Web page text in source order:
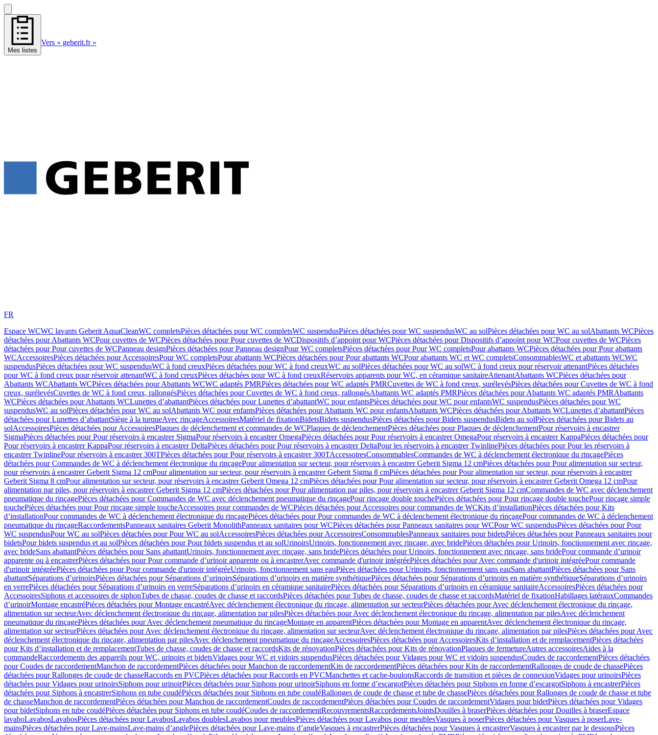
Mes listes
Vers « geberit.fr »
FR
Espace WCWC lavants Geberit AquaCleanWC completsPièces détachées pour WC completsWC suspendusPièces détachées pour WC suspendusWC au solPièces détachées pour WC au solAbattants WCPièces
détachées pour Abattants WCPour cuvettes de WCPièces détachées pour Pour cuvettes de WCDispositifs d’appoint pour WCPièces détachées pour Dispositifs d’appoint pour WCPour cuvettes de WCPièces
détachées pour Pour cuvettes de WCPanneau designPièces détachées pour Panneau designPour WC completsPièces détachées pour Pour WC completsPour abattants WCPièces détachées pour Pour abattants
WCAccessoiresPièces détachées pour AccessoiresPour WC completsPour abattants WCPièces détachées pour Pour abattants WCPour abattants WC et WC completsConsommablesWC et abattants WCWC
suspendusPièces détachées pour WC suspendusWC à fond creuxPièces détachées pour WC à fond creuxWC au solPièces détachées pour WC au solWC à fond creux pour réservoir attenantPièces détachées
pour WC à fond creux pour réservoir attenantWC à fond creuxPièces détachées pour WC à fond creuxRéservoirs apparents pour WC, en céramique sanitaireAttenantAbattants WCPièces détachées pour
Abattants WCAbattants WCPièces détachées pour Abattants WCWC adaptés PMRPièces détachées pour WC adaptés PMRCuvettes de WC à fond creux, surélevésPièces détachées pour Cuvettes de WC à fond
creux, surélevésCuvettes de WC à fond creux, rallongésPièces détachées pour Cuvettes de WC à fond creux, rallongésAbattants WC adaptés PMRPièces détachées pour Abattants WC adaptés PMRAbattants
WCPièces détachées pour Abattants WCLunettes d’abattantPièces détachées pour Lunettes d’abattantWC pour enfantsPièces détachées pour WC pour enfantsWC suspendusPièces détachées pour WC
suspendusWC au solPièces détachées pour WC au solAbattants WC pour enfantsPièces détachées pour Abattants WC pour enfantsAbattants WCPièces détachées pour Abattants WCLunettes d’abattantPièces
détachées pour Lunettes d’abattantSiège à la turqueAvec rinçageAccessoiresMatériel de fixationBidetsBidets suspendusPièces détachées pour Bidets suspendusBidets au solPièces détachées pour Bidets au
solAccessoiresPièces détachées pour AccessoiresPlaques de déclenchement et commandes de WCPlaques de déclenchementPièces détachées pour Plaques de déclenchementPour réservoirs à encastrer
SigmaPièces détachées pour Pour réservoirs à encastrer SigmaPour réservoirs à encastrer OmegaPièces détachées pour Pour réservoirs à encastrer OmegaPour réservoirs à encastrer KappaPièces détachées pour
Pour réservoirs à encastrer KappaPour réservoirs à encastrer DeltaPièces détachées pour Pour réservoirs à encastrer DeltaPour les réservoirs à encastrer TwinlinePièces détachées pour Pour les réservoirs à
encastrer TwinlinePour réservoirs à encastrer 300TPièces détachées pour Pour réservoirs à encastrer 300TAccessoiresConsommablesCommandes de WC à déclenchement électronique du rinçagePièces
détachées pour Commandes de WC à déclenchement électronique du rinçagePour alimentation sur secteur, pour réservoirs à encastrer Geberit Sigma 12 cmPièces détachées pour Pour alimentation sur secteur,
pour réservoirs à encastrer Geberit Sigma 12 cmPour alimentation sur secteur, pour réservoirs à encastrer Geberit Sigma 8 cmPièces détachées pour Pour alimentation sur secteur, pour réservoirs à encastrer
Geberit Sigma 8 cmPour alimentation sur secteur, pour réservoirs à encastrer Geberit Omega 12 cmPièces détachées pour Pour alimentation sur secteur, pour réservoirs à encastrer Geberit Omega 12 cmPour
alimentation par piles, pour réservoirs à encastrer Geberit Sigma 12 cmPièces détachées pour Pour alimentation par piles, pour réservoirs à encastrer Geberit Sigma 12 cmCommandes de WC avec déclenchement
pneumatique du rinçagePièces détachées pour Commandes de WC avec déclenchement pneumatique du rinçagePour rinçage double touchePièces détachées pour Pour rinçage double touchePour rinçage simple
touchePièces détachées pour Pour rinçage simple toucheAccessoires pour commandes de WCPièces détachées pour Accessoires pour commandes de WCKits d’installationPièces détachées pour Kits
d’installationPour commandes de WC à déclenchement électronique du rinçagePièces détachées pour Pour commandes de WC à déclenchement électronique du rinçagePour commandes de WC à déclenchement
pneumatique du rinçageRaccordementsPanneaux sanitaires Geberit MonolithPanneaux sanitaires pour WCPièces détachées pour Panneaux sanitaires pour WCPour WC suspendusPièces détachées pour Pour
WC suspendusPour WC au solPièces détachées pour Pour WC au solAccessoiresPièces détachées pour AccessoiresConsommablesPanneaux sanitaires pour bidetsPièces détachées pour Panneaux sanitaires pour
bidetsPour bidets suspendus et au solPièces détachées pour Pour bidets suspendus et au solUrinoirsUrinoirs, fonctionnement avec rinçage, avec bridePièces détachées pour Urinoirs, fonctionnement avec rinçage,
avec brideSans abattantPièces détachées pour Sans abattantUrinoirs, fonctionnement avec rinçage, sans bridePièces détachées pour Urinoirs, fonctionnement avec rinçage, sans bridePour commande d’urinoir
apparente ou à encastrerPièces détachées pour Pour commande d’urinoir apparente ou à encastrerAvec commande d'urinoir intégréePièces détachées pour Avec commande d'urinoir intégréePour commande
d'urinoir intégréePièces détachées pour Pour commande d'urinoir intégréeUrinoirs, fonctionnement sans eauPièces détachées pour Urinoirs, fonctionnement sans eauSans abattantPièces détachées pour Sans
abattantSéparations d’urinoirsPièces détachées pour Séparations d’urinoirsSéparations d’urinoirs en matière synthétiquePièces détachées pour Séparations d’urinoirs en matière synthétiqueSéparations d’urinoirs
en verrePièces détachées pour Séparations d’urinoirs en verreSéparations d’urinoirs en céramique sanitairePièces détachées pour Séparations d’urinoirs en céramique sanitaireAccessoiresPièces détachées pour
AccessoiresSiphons et accessoires de siphonTubes de chasse, coudes de chasse et raccordsPièces détachées pour Tubes de chasse, coudes de chasse et raccordsMatériel de fixationHabillages latérauxCommandes
dʼurinoirMontage encastréPièces détachées pour Montage encastréAvec déclenchement électronique du rinçage, alimentation sur secteurPièces détachées pour Avec déclenchement électronique du rinçage,
alimentation sur secteurAvec déclenchement électronique du rinçage, alimentation par pilesPièces détachées pour Avec déclenchement électronique du rinçage, alimentation par pilesAvec déclenchement
pneumatique du rinçagePièces détachées pour Avec déclenchement pneumatique du rinçageMontage en apparentPièces détachées pour Montage en apparentAvec déclenchement électronique du rinçage,
alimentation sur secteurPièces détachées pour Avec déclenchement électronique du rinçage, alimentation sur secteurAvec déclenchement électronique du rinçage, alimentation par pilesPièces détachées pour Avec
déclenchement électronique du rinçage, alimentation par pilesAvec déclenchement pneumatique du rinçageAccessoiresPièces détachées pour AccessoiresKits d’installation et de remplacementPièces détachées
pour Kits d’installation et de remplacementTubes de chasse, coudes de chasse et raccordsKits de rénovationPièces détachées pour Kits de rénovationPlaques de fermetureAutres accessoiresAides à la
commandeRaccordements des appareils pour WC, urinoirs et bidetsVidages pour WC et vidoirs suspendusPièces détachées pour Vidages pour WC et vidoirs suspendusCoudes de raccordementPièces détachées
pour Coudes de raccordementManchon de raccordementPièces détachées pour Manchon de raccordementKits de raccordementPièces détachées pour Kits de raccordementRallonges de coude de chassePièces
détachées pour Rallonges de coude de chasseRaccords en PVCPièces détachées pour Raccords en PVCManchettes et cache-boulonsRaccords de transition et pièces de connexionVidages pour urinoirsPièces
détachées pour Vidages pour urinoirsSiphons pour urinoirPièces détachées pour Siphons pour urinoirSiphons en forme d’escargotPièces détachées pour Siphons en forme d’escargotSiphons à encastrerPièces
détachées pour Siphons à encastrerSiphons en tube coudéPièces détachées pour Siphons en tube coudéRallonges de coude de chasse et tube de chassePièces détachées pour Rallonges de coude de chasse et tube
de chasseManchon de raccordementPièces détachées pour Manchon de raccordementCoudes de raccordementPièces détachées pour Coudes de raccordementVidages pour bidetPièces détachées pour Vidages
pour bidetSiphons en tube coudéPièces détachées pour Siphons en tube coudéCoudes de raccordementRecouvrementsRaccordementsJointsDouilles à braserPièces détachées pour Douilles à braserEspace
lavaboLavabosLavabosPièces détachées pour LavabosLavabos doublesLavabos pour meublesPièces détachées pour Lavabos pour meublesVasques à poserPièces détachées pour Vasques à poserLave-
mainsPièces détachées pour Lave-mainsLave-mains d’anglePièces détachées pour Lave-mains d’angleVasques à encastrerPièces détachées pour Vasques à encastrerVasques à encastrer par le dessousPièces